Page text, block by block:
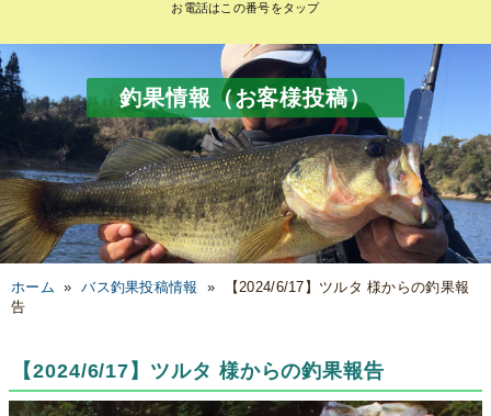
お電話はこの番号をタップ
釣果情報（お客様投稿）
ホーム »バス釣果投稿情報 »
【2024/6/17】ツルタ 様からの釣果報
告
【2024/6/17】ツルタ 様からの釣果報告